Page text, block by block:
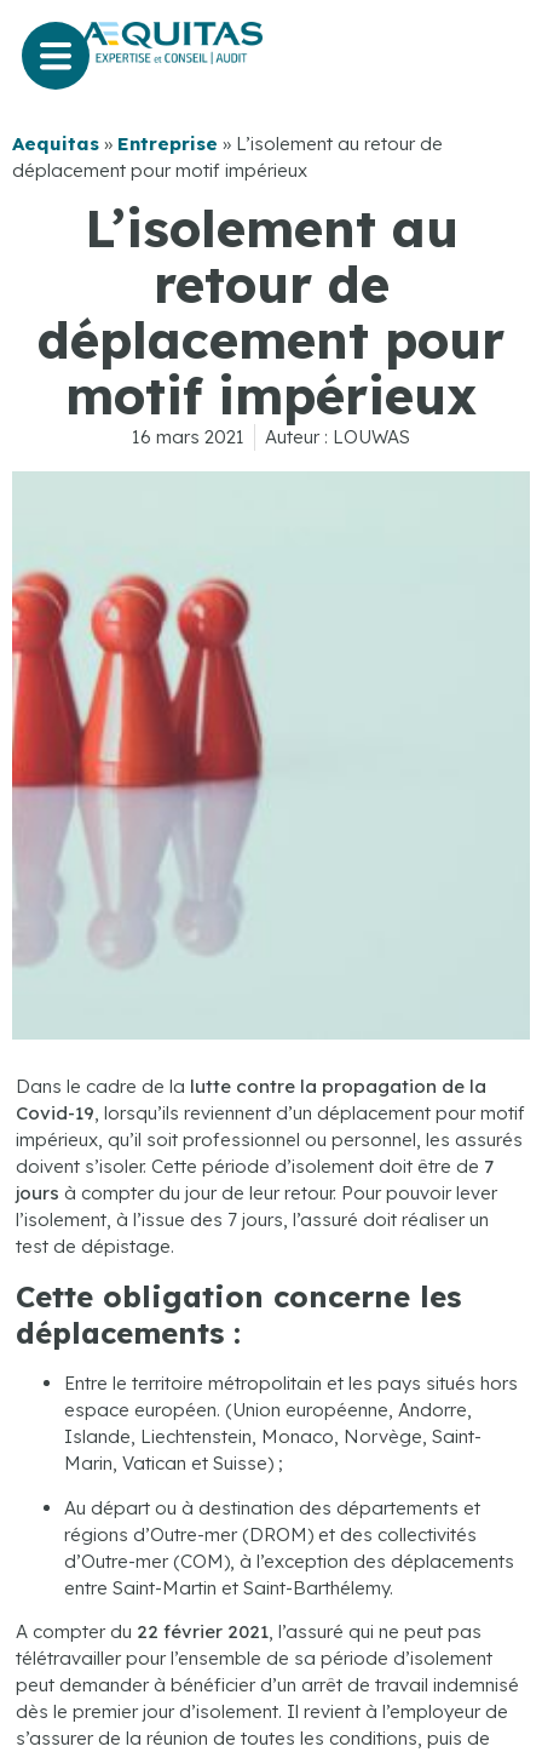
Aequitas » Entreprise » L’isolement au retour de
déplacement pour motif impérieux
L’isolement au
retour de
déplacement pour
motif impérieux
16 mars 2021 Auteur : LOUWAS
Dans le cadre de la lutte contre la propagation de la
Covid-19, lorsqu’ils reviennent d’un déplacement pour motif
impérieux, qu’il soit professionnel ou personnel, les assurés
doivent s’isoler. Cette période d’isolement doit être de 7
jours à compter du jour de leur retour. Pour pouvoir lever
l’isolement, à l’issue des 7 jours, l’assuré doit réaliser un
test de dépistage.
Cette obligation concerne les
déplacements :
Entre le territoire métropolitain et les pays situés hors
espace européen. (Union européenne, Andorre,
Islande, Liechtenstein, Monaco, Norvège, Saint-
Marin, Vatican et Suisse) ;
Au départ ou à destination des départements et
régions d’Outre-mer (DROM) et des collectivités
d’Outre-mer (COM), à l’exception des déplacements
entre Saint-Martin et Saint-Barthélemy.
A compter du 22 février 2021, l’assuré qui ne peut pas
télétravailler pour l’ensemble de sa période d’isolement
peut demander à bénéficier d’un arrêt de travail indemnisé
dès le premier jour d’isolement. Il revient à l’employeur de
s’assurer de la réunion de toutes les conditions, puis de